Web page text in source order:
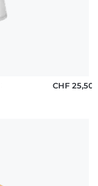
CHF 25,50